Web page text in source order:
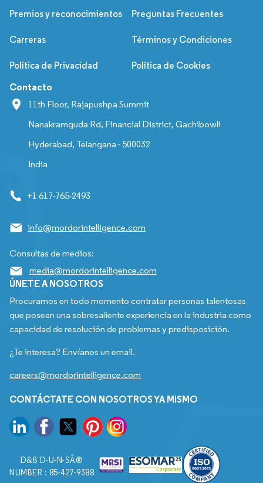
Premios y reconocimientos Preguntas Frecuentes
Carreras Términos y Condiciones
Política de Privacidad Política de Cookies
Contacto
11th Floor, Rajapushpa Summit
Nanakramguda Rd, Financial District, Gachibowli
Hyderabad, Telangana - 500032
India
+1 617-765-2493
info@mordorintelligence.com
Consultas de medios:
media@mordorintelligence.com
ÚNETE A NOSOTROS
Procuramos en todo momento contratar personas talentosas
que posean una sobresaliente experiencia en la industria como
capacidad de resolución de problemas y predisposición.
¿Te interesa? Envíanos un email.
careers@mordorintelligence.com
CONTÁCTATE CON NOSOTROS YA MISMO
D&B D-U-N-SÂ®
NUMBER : 85-427-9388